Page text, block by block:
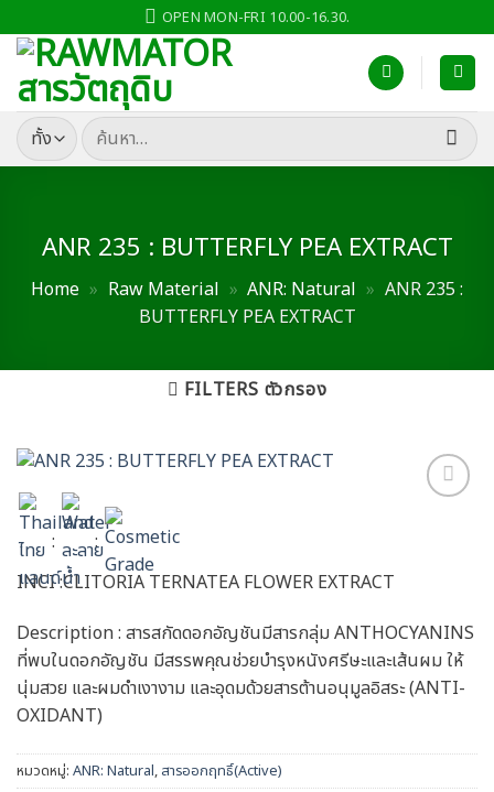
ไป
เนื้อหา
OPEN MON-FRI 10.00-16.30.
ค้นหา:
ANR 235 : BUTTERFLY PEA EXTRACT
Home » Raw Material » ANR: Natural » ANR 235 :
BUTTERFLY PEA EXTRACT
FILTERS ตัวกรอง
:
:
INCI :CLITORIA TERNATEA FLOWER EXTRACT
Description : สารสกัดดอกอัญชันมีสารกลุ่ม ANTHOCYANINS
ที่พบในดอกอัญชัน มีสรรพคุณช่วยบำรุงหนังศรีษะและเส้นผม ให้
นุ่มสวย และผมดำเงางาม และอุดมด้วยสารต้านอนุมูลอิสระ (ANTI-
OXIDANT)
หมวดหมู่: ANR: Natural, สารออกฤทธิ์(Active)